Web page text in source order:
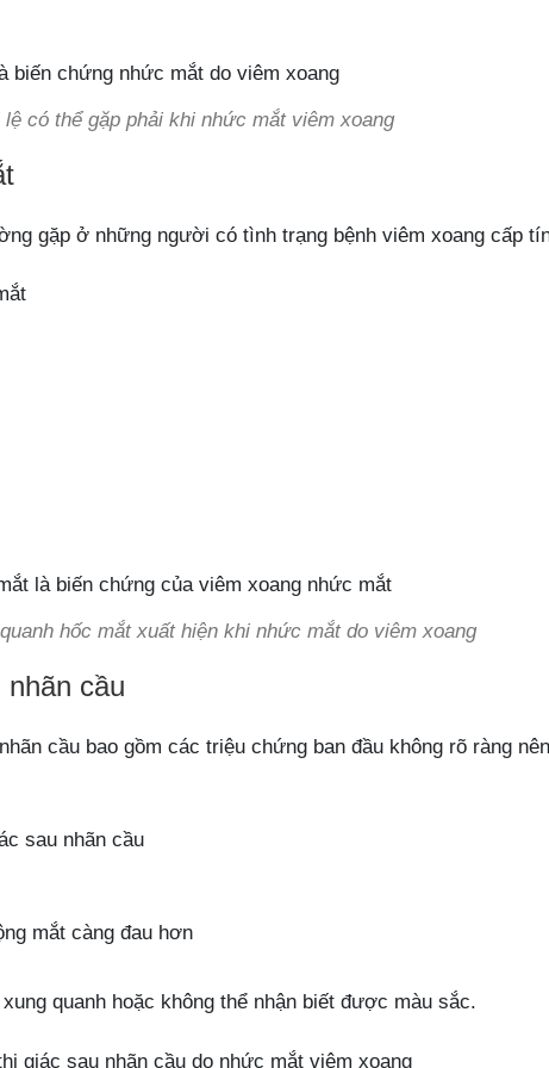
có thể gặp phải khi nhức mắt viêm xoang
gặp ở những người có tình trạng bệnh viêm xoang cấp
hốc mắt xuất hiện khi nhức mắt do viêm xoang
cầu
cầu bao gồm các triệu chứng ban đầu không rõ ràng
sau nhãn cầu
mắt càng đau hơn
quanh hoặc không thể nhận biết được màu sắc.